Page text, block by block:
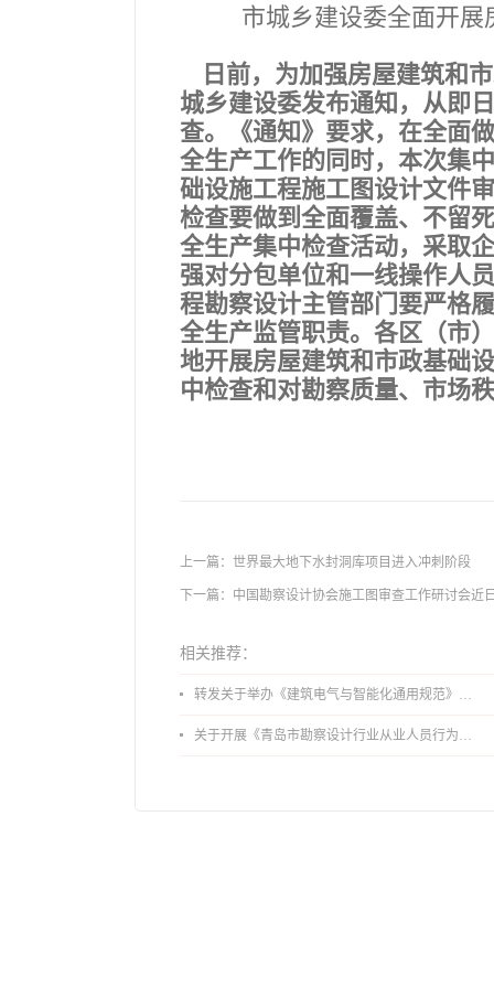
市城乡建设委全面开
日前，为加强房屋建筑和
城乡建设委发布通知，从即
查。《通知》要求，在全面
全生产工作的同时，本次集
础设施工程施工图设计文件
检查要做到全面覆盖、不留
全生产集中检查活动，采取
强对分包单位和一线操作人
程勘察设计主管部门要严格
全生产监管职责。各区（市
地开展房屋建筑和市政基础
中检查和对勘察质量、市场
上一篇： 世界最大地下水封洞库项目进入冲刺阶段
下一篇： 中国勘察设计协会施工图审查工作研讨会近
相关推荐：
转发关于举办《建筑电气与智能化通用规范》 GB55024-2022公益宣贯的通知
关于开展《青岛市勘察设计行业从业人员行为导则》、《青岛市住宅工程设计审查品质提升指引（2026版）》宣贯活动的通知